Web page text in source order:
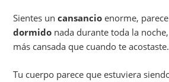
Sientes uncansancio enorme,
dormido nada durante toda la
más cansada que cuando te acostaste.
Tu cuerpo parece que estuviera